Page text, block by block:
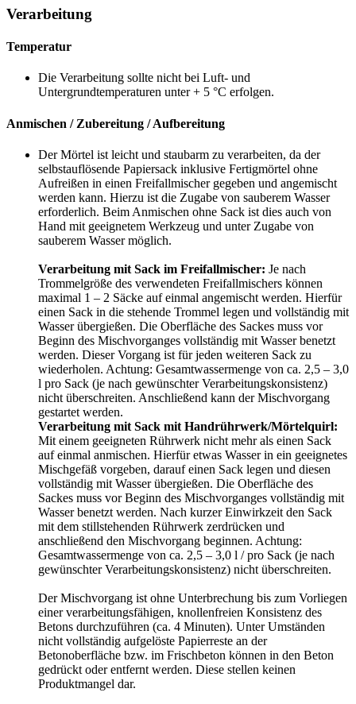
Verarbeitung
Temperatur
Die Verarbeitung sollte nicht bei Luft- und
Untergrundtemperaturen unter + 5 °C erfolgen.
Anmischen / Zubereitung / Aufbereitung
Der Mörtel ist leicht und staubarm zu verarbeiten, da der
selbstauflösende Papiersack inklusive Fertigmörtel ohne
Aufreißen in einen Freifallmischer gegeben und angemischt
werden kann. Hierzu ist die Zugabe von sauberem Wasser
erforderlich. Beim Anmischen ohne Sack ist dies auch von
Hand mit geeignetem Werkzeug und unter Zugabe von
sauberem Wasser möglich.
Verarbeitung mit Sack im Freifallmischer: Je nach
Trommelgröße des verwendeten Freifallmischers können
maximal 1 – 2 Säcke auf einmal angemischt werden. Hierfür
einen Sack in die stehende Trommel legen und vollständig mit
Wasser übergießen. Die Oberfläche des Sackes muss vor
Beginn des Mischvorganges vollständig mit Wasser benetzt
werden. Dieser Vorgang ist für jeden weiteren Sack zu
wiederholen. Achtung: Gesamtwassermenge von ca. 2,5 – 3,0
l pro Sack (je nach gewünschter Verarbeitungskonsistenz)
nicht überschreiten. Anschließend kann der Mischvorgang
gestartet werden.
Verarbeitung mit Sack mit Handrührwerk/Mörtelquirl:
Mit einem geeigneten Rührwerk nicht mehr als einen Sack
auf einmal anmischen. Hierfür etwas Wasser in ein geeignetes
Mischgefäß vorgeben, darauf einen Sack legen und diesen
vollständig mit Wasser übergießen. Die Oberfläche des
Sackes muss vor Beginn des Mischvorganges vollständig mit
Wasser benetzt werden. Nach kurzer Einwirkzeit den Sack
mit dem stillstehenden Rührwerk zerdrücken und
anschließend den Mischvorgang beginnen. Achtung:
Gesamtwassermenge von ca. 2,5 – 3,0 l / pro Sack (je nach
gewünschter Verarbeitungskonsistenz) nicht überschreiten.
Der Mischvorgang ist ohne Unterbrechung bis zum Vorliegen
einer verarbeitungsfähigen, knollenfreien Konsistenz des
Betons durchzuführen (ca. 4 Minuten). Unter Umständen
nicht vollständig aufgelöste Papierreste an der
Betonoberfläche bzw. im Frischbeton können in den Beton
gedrückt oder entfernt werden. Diese stellen keinen
Produktmangel dar.